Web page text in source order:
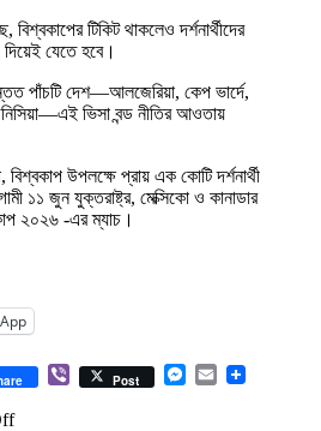
বিশ্বকাপের টিকিট থাকলেও দর্শনার্থীদের
দিয়েই যেতে হবে।
পাঁচটি দেশ—আলজেরিয়া, কেপ ভার্দে,
ভিসা বন্ড নীতির আওতায়
বিশ্বকাপ উপলক্ষে প্রায় এক কোটি দর্শনার্থী
১১ জুন যুক্তরাষ্ট্র, মেক্সিকো ও কানাডার
২০২৬ -এর ম্যাচ।
Viber Post Messenger
Email